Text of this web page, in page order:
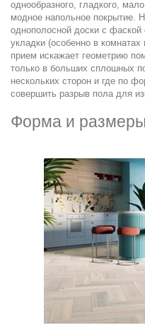
однообразного, гладкого,
модное напольное покрытие.
однополосной доски с фаской
укладки (особенно в
прием искажает геометрию
только в больших сплошных
нескольких сторон и где по
совершить разрыв пола для
Форма и размеры